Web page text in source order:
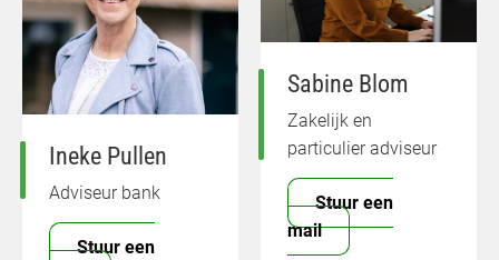
Ineke Pullen
Adviseur bank
Stuur een
Sabine Blom
Zakelijk en
particulier adviseur
Stuur een
mail